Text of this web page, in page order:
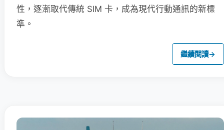
性，逐漸取代傳統 SIM 卡，成為現代行動通訊的新標
準。
繼續閱讀→